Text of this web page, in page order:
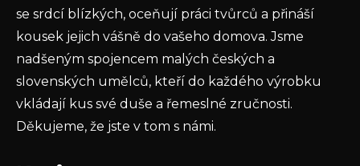
PŘIHLÁSIT SE
se srdcí blízkých, oceňují práci tvůrců a přináší
kousek jejich vášně do vašeho domova. Jsme
nadšeným spojencem malých českých a
slovenských umělců, kteří do každého výrobku
vkládají kus své duše a řemeslné zručnosti.
Děkujeme, že jste v tom s námi.